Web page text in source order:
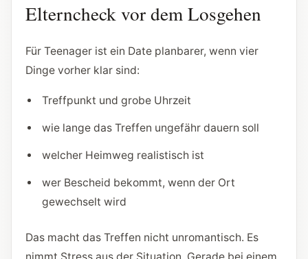
Elterncheck vor dem Losgehen
Für Teenager ist ein Date planbarer, wenn vier
Dinge vorher klar sind:
Treffpunkt und grobe Uhrzeit
wie lange das Treffen ungefähr dauern soll
welcher Heimweg realistisch ist
wer Bescheid bekommt, wenn der Ort
gewechselt wird
Das macht das Treffen nicht unromantisch. Es